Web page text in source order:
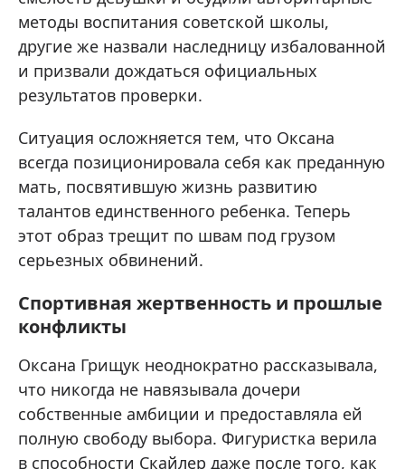
методы воспитания советской школы,
другие же назвали наследницу избалованной
и призвали дождаться официальных
результатов проверки.
Ситуация осложняется тем, что Оксана
всегда позиционировала себя как преданную
мать, посвятившую жизнь развитию
талантов единственного ребенка. Теперь
этот образ трещит по швам под грузом
серьезных обвинений.
Спортивная жертвенность и прошлые
конфликты
Оксана Грищук неоднократно рассказывала,
что никогда не навязывала дочери
собственные амбиции и предоставляла ей
полную свободу выбора. Фигуристка верила
в способности Скайлер даже после того, как